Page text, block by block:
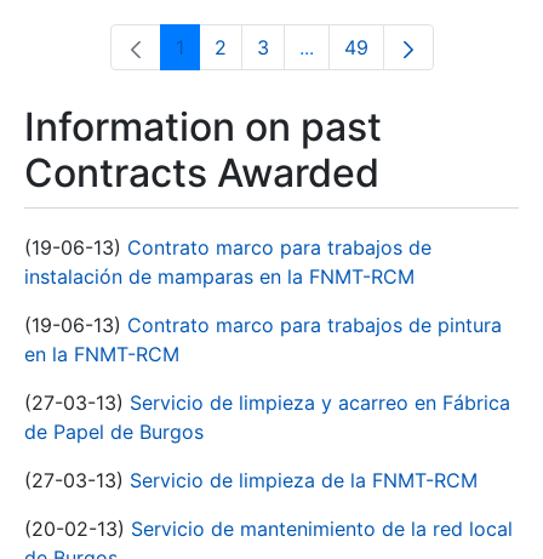
Page
1 Page
2 Page
3 ...Intermediate Pages Use
Page
49
Information on past
Contracts Awarded
(19-06-13) Contrato marco para trabajos de
instalación de mamparas en la FNMT-RCM
(19-06-13) Contrato marco para trabajos de pintura
en la FNMT-RCM
(27-03-13) Servicio de limpieza y acarreo en Fábrica
de Papel de Burgos
(27-03-13) Servicio de limpieza de la FNMT-RCM
(20-02-13) Servicio de mantenimiento de la red local